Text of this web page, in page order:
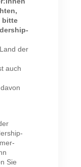
bitte
der
auch
Sie